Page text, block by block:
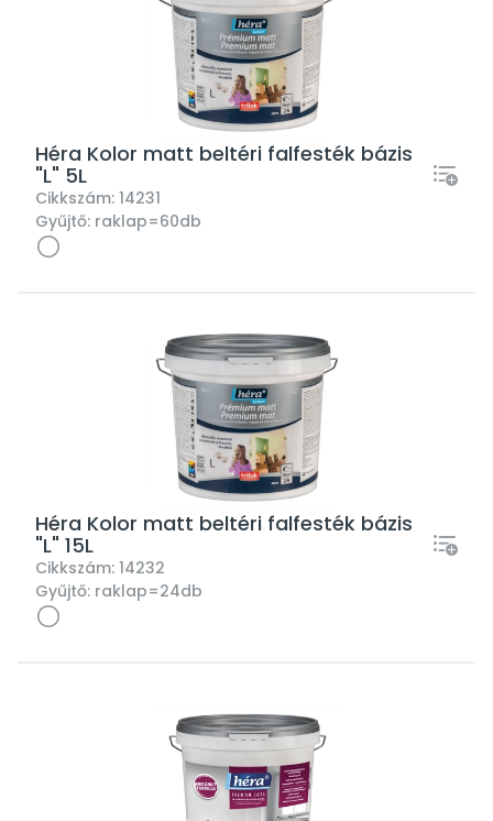
Héra Kolor matt beltéri falfesték bázis
"L" 5L
Cikkszám: 14231
Gyűjtő: raklap=60db
Héra Kolor matt beltéri falfesték bázis
"L" 15L
Cikkszám: 14232
Gyűjtő: raklap=24db